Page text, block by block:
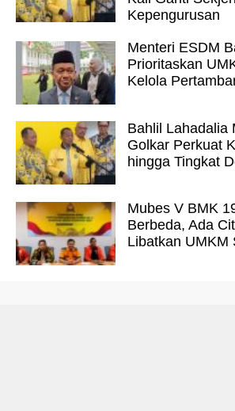
Kepengurusan
Menteri ESDM
Prioritaskan
Kelola
Bahlil Lahadalia
Golkar Perkuat
hingga Tingkat
Mubes V BMK
Berbeda, Ada
Libatkan UMKM